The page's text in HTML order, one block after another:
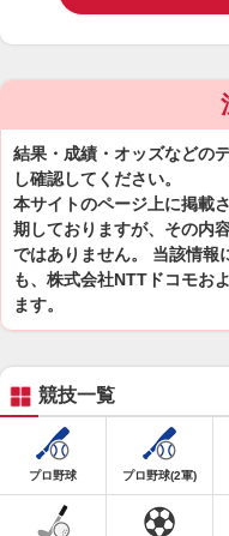
結果・成績・オッズなどの
し確認してください。
本サイトのページ上に掲載
期しておりますが、その内
ではありません。 当該情報
も、株式会社NTTドコモお
ます。
競技一覧
プロ野球 プロ野球(2軍)